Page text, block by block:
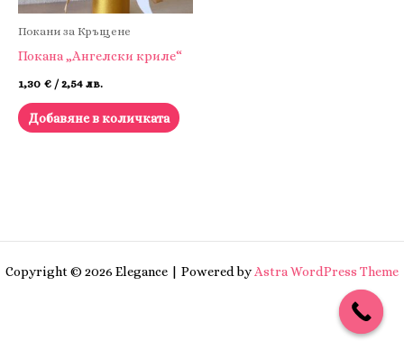
Покани за Кръщене
Покана „Ангелски криле“
1,30 € / 2,54 лв.
Добавяне в количката
Copyright © 2026 Elegance | Powered byAstra WordPress Theme